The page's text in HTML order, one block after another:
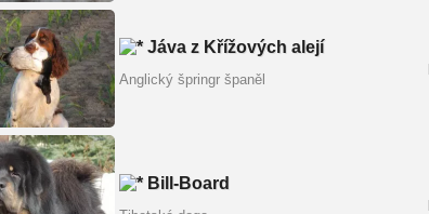
Jáva z Křížových alejí
Anglický špringr španěl
Bill-Board